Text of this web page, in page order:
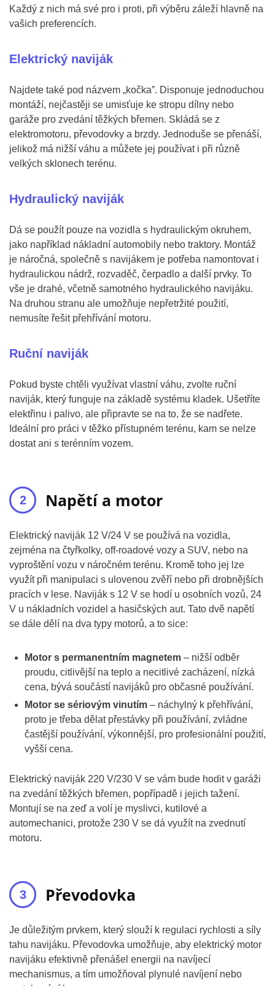
Každý z nich má své pro i proti, při výběru záleží hlavně na
vašich preferencích.
Elektrický naviják
Najdete také pod názvem „kočka”. Disponuje jednoduchou
montáží, nejčastěji se umisťuje ke stropu dílny nebo
garáže pro zvedání těžkých břemen. Skládá se z
elektromotoru, převodovky a brzdy. Jednoduše se přenáší,
jelikož má nižší váhu a můžete jej používat i při různě
velkých sklonech terénu.
Hydraulický naviják
Dá se použít pouze na vozidla s hydraulickým okruhem,
jako například nákladní automobily nebo traktory. Montáž
je náročná, společně s navijákem je potřeba namontovat i
hydraulickou nádrž, rozvaděč, čerpadlo a další prvky. To
vše je drahé, včetně samotného hydraulického navijáku.
Na druhou stranu ale umožňuje nepřetržité použití,
nemusíte řešit přehřívání motoru.
Ruční naviják
Pokud byste chtěli využívat vlastní váhu, zvolte ruční
naviják, který funguje na základě systému kladek. Ušetříte
elektřinu i palivo, ale připravte se na to, že se nadřete.
Ideální pro práci v těžko přístupném terénu, kam se nelze
dostat ani s terénním vozem.
Napětí a motor
Elektrický naviják 12 V/24 V se používá na vozidla,
zejména na čtyřkolky, off-roadové vozy a SUV, nebo na
vyproštění vozu v náročném terénu. Kromě toho jej lze
využít při manipulaci s ulovenou zvěří nebo při drobnějších
pracích v lese. Naviják s 12 V se hodí u osobních vozů, 24
V u nákladních vozidel a hasičských aut. Tato dvě napětí
se dále dělí na dva typy motorů, a to sice:
Motor s permanentním magnetem – nižší odběr
proudu, citlivější na teplo a necitlivé zacházení, nízká
cena, bývá součástí navijáků pro občasné používání.
Motor se sériovým vinutím – náchylný k přehřívání,
proto je třeba dělat přestávky při používání, zvládne
častější používání, výkonnější, pro profesionální použití,
vyšší cena.
Elektrický naviják 220 V/230 V se vám bude hodit v garáži
na zvedání těžkých břemen, popřípadě i jejich tažení.
Montují se na zeď a volí je myslivci, kutilové a
automechanici, protože 230 V se dá využít na zvednutí
motoru.
Převodovka
Je důležitým prvkem, který slouží k regulaci rychlosti a síly
tahu navijáku. Převodovka umožňuje, aby elektrický motor
navijáku efektivně přenášel energii na navíjecí
mechanismus, a tím umožňoval plynulé navíjení nebo